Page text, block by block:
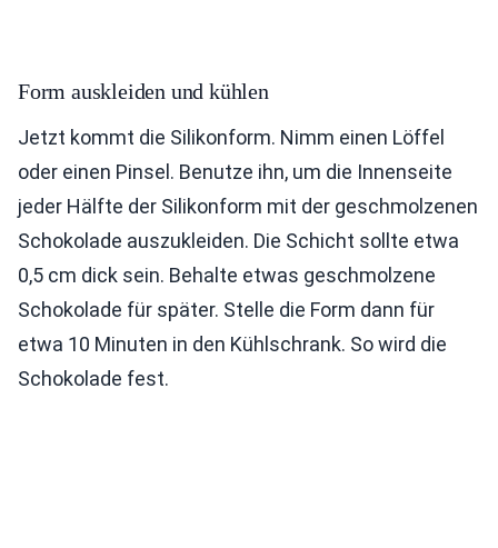
Form auskleiden und kühlen
Jetzt kommt die Silikonform. Nimm einen Löffel
oder einen Pinsel. Benutze ihn, um die Innenseite
jeder Hälfte der Silikonform mit der geschmolzenen
Schokolade auszukleiden. Die Schicht sollte etwa
0,5 cm dick sein. Behalte etwas geschmolzene
Schokolade für später. Stelle die Form dann für
etwa 10 Minuten in den Kühlschrank. So wird die
Schokolade fest.